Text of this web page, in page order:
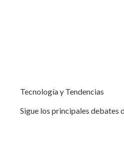
Tecnología y Tendencias
Sigue los principales